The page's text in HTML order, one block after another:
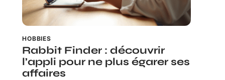
HOBBIES
Rabbit Finder : découvrir
l’appli pour ne plus égarer ses
affaires